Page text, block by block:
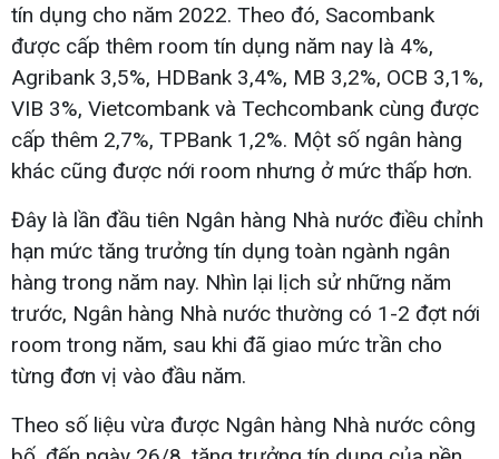
tín dụng cho năm 2022. Theo đó, Sacombank
được cấp thêm room tín dụng năm nay là 4%,
Agribank 3,5%, HDBank 3,4%, MB 3,2%, OCB 3,1%,
VIB 3%, Vietcombank và Techcombank cùng được
cấp thêm 2,7%, TPBank 1,2%. Một số ngân hàng
khác cũng được nới room nhưng ở mức thấp hơn.
Đây là lần đầu tiên Ngân hàng Nhà nước điều chỉnh
hạn mức tăng trưởng tín dụng toàn ngành ngân
hàng trong năm nay. Nhìn lại lịch sử những năm
trước, Ngân hàng Nhà nước thường có 1-2 đợt nới
room trong năm, sau khi đã giao mức trần cho
từng đơn vị vào đầu năm.
Theo số liệu vừa được Ngân hàng Nhà nước công